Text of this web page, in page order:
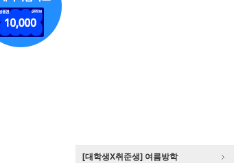
[대학생X취준생] 여름방학